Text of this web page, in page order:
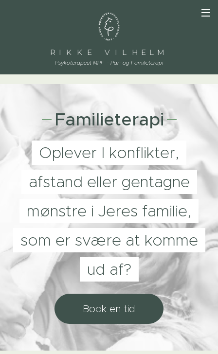
R I K K E V I L H E L M
Psykoterapeut MPF - Par- og Familieterapi
Familieterapi
Oplever I konflikter,
afstand eller gentagne
mønstre i Jeres familie,
som er svære at komme
ud af?
Book en tid